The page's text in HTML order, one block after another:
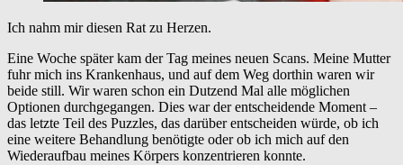
Ich nahm mir diesen Rat zu Herzen.
Eine Woche später kam der Tag meines neuen Scans. Meine Mutter
fuhr mich ins Krankenhaus, und auf dem Weg dorthin waren wir
beide still. Wir waren schon ein Dutzend Mal alle möglichen
Optionen durchgegangen. Dies war der entscheidende Moment –
das letzte Teil des Puzzles, das darüber entscheiden würde, ob ich
eine weitere Behandlung benötigte oder ob ich mich auf den
Wiederaufbau meines Körpers konzentrieren konnte.